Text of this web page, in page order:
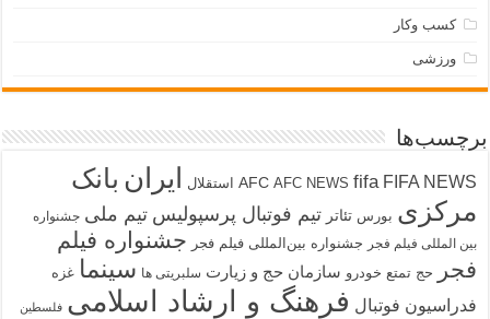
کسب وکار
ورزشی
برچسب‌ها
AFC AFC NEWS fifa FIFA NEWS استقلال ایران بانک
مرکزی بورس تئاتر تیم فوتبال پرسپولیس تیم ملی جشنواره
بین المللی فیلم فجر جشنواره بین‌المللی فیلم فجر جشنواره فیلم
فجر
حج تمتع خودرو سازمان حج و زیارت سلبریتی ها سینما غزه
فدراسیون فوتبال فرهنگ و ارشاد اسلامی فلسطین